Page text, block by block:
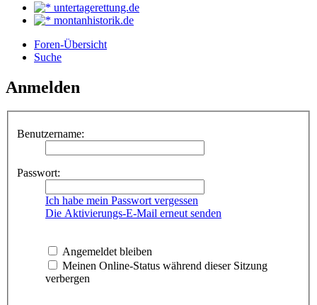
untertagerettung.de
montanhistorik.de
Foren-Übersicht
Suche
Anmelden
Benutzername:
Passwort:
Ich habe mein Passwort vergessen
Die Aktivierungs-E-Mail erneut senden
Angemeldet bleiben
Meinen Online-Status während dieser Sitzung
verbergen